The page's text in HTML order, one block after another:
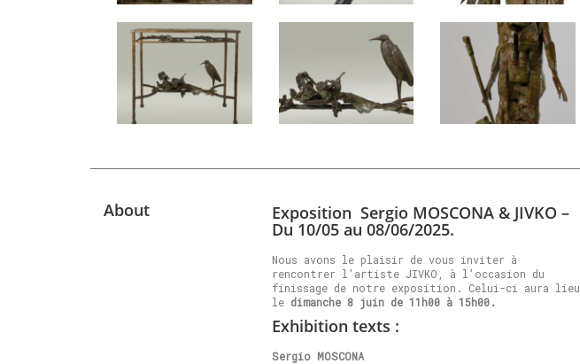
About Exposition Sergio MOSCONA & JIVKO –
Du 10/05 au 08/06/2025.
Nous avons le plaisir de vous inviter à
rencontrer l’artiste JIVKO, à l’occasion du
finissage de notre exposition. Celui-ci aura lieu
le dimanche 8 juin de 11h00 à 15h00.
Exhibition texts :
Sergio MOSCONA